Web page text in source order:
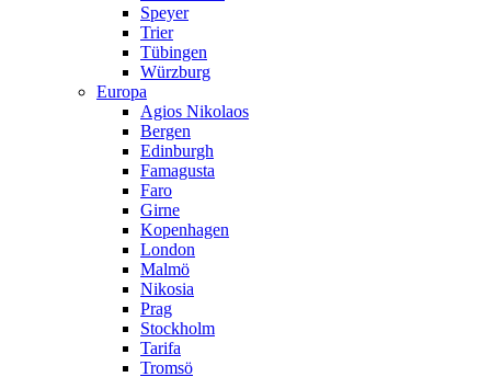
Speyer
Trier
Tübingen
Würzburg
Europa
Agios Nikolaos
Bergen
Edinburgh
Famagusta
Faro
Girne
Kopenhagen
London
Malmö
Nikosia
Prag
Stockholm
Tarifa
Tromsö